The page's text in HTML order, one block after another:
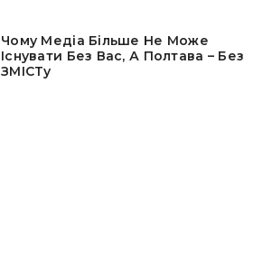
Чому Медіа Більше Не Може
Існувати Без Вас, А Полтава – Без
ЗМІСТу